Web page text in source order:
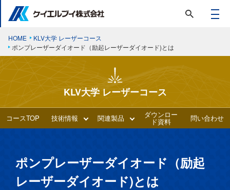
HOME
KLV大学 レーザーコース
ポンプレーザーダイオード（励起レーザーダイオード)とは
KLV大学 レーザーコース
コースTOP 技術情報 関連製品 ダウンロー
ド資料 問い合わせ
ポンプレーザーダイオード（励起
レーザーダイオード)とは